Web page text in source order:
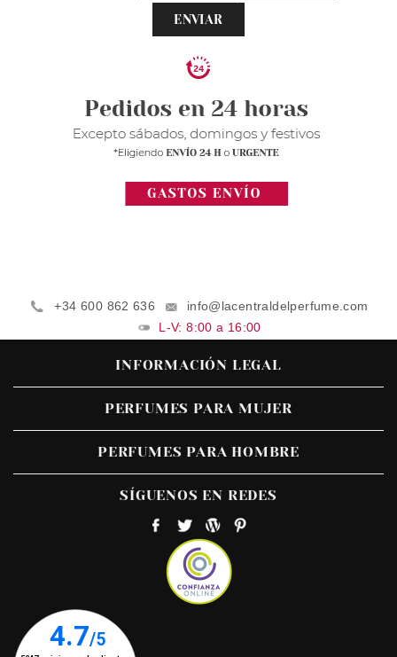
ENVIAR
+34 600 862 636
info@lacentraldelperfume.com
L-V: 8:00 a 16:00
INFORMACIÓN LEGAL
PERFUMES PARA MUJER
PERFUMES PARA HOMBRE
SÍGUENOS EN REDES